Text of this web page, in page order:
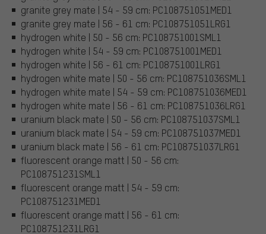
granite grey mate | 54 - 59 cm: PC108751051MED1
granite grey mate | 56 - 61 cm: PC108751051LRG1
hydrogen white | 50 - 56 cm: PC108751001SML1
hydrogen white | 54 - 59 cm: PC108751001MED1
hydrogen white | 56 - 61 cm: PC108751001LRG1
hydrogen white mate | 50 - 56 cm: PC108751036SML1
hydrogen white mate | 54 - 59 cm: PC108751036MED1
hydrogen white mate | 56 - 61 cm: PC108751036LRG1
uranium black mate | 50 - 56 cm: PC108751037SML1
uranium black mate | 54 - 59 cm: PC108751037MED1
uranium black mate | 56 - 61 cm: PC108751037LRG1
fluorescent orange matt | 50 - 56 cm:
PC108751231SML1
fluorescent orange matt | 54 - 59 cm:
PC108751231MED1
fluorescent orange matt | 56 - 61 cm:
PC108751231LRG1